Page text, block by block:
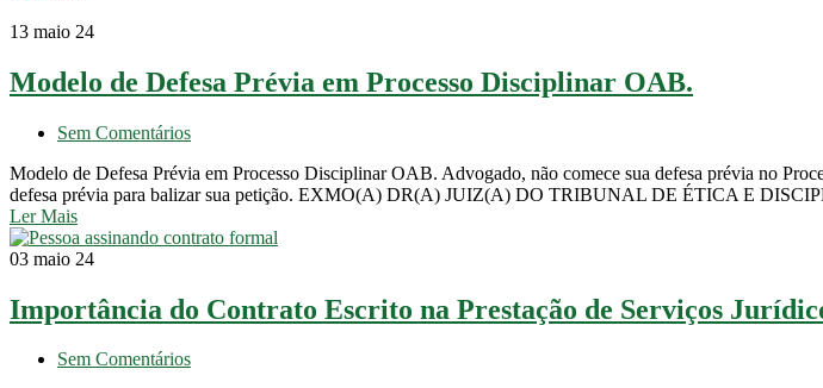
13 maio 24
Modelo de Defesa Prévia em Processo Disciplinar OAB.
Sem Comentários
Modelo de Defesa Prévia em Processo Disciplinar OAB. Advogado, não comece sua defesa prévia no
defesa prévia para balizar sua petição. EXMO(A) DR(A) JUIZ(A) DO TRIBUNAL DE ÉTICA E
Ler Mais
03 maio 24
Importância do Contrato Escrito na Prestação de Serviços
Sem Comentários